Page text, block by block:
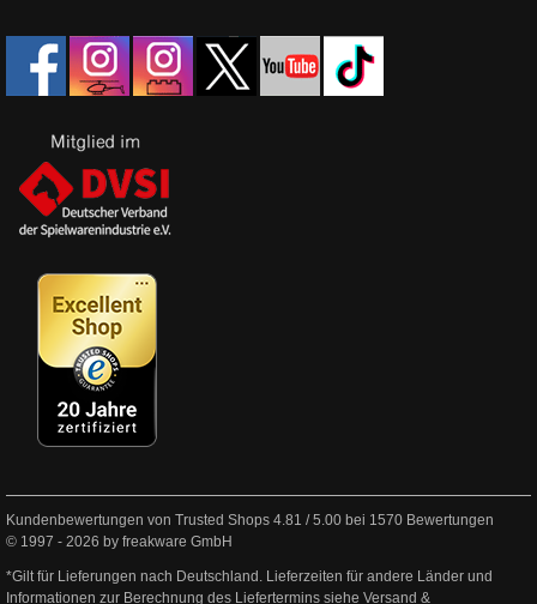
Kundenbewertungen von Trusted Shops 4.81 /5.00 bei 1570 Bewertungen
© 1997 - 2026 by freakware GmbH
*Gilt für Lieferungen nach Deutschland. Lieferzeiten für andere Länder und
Informationen zur Berechnung des Liefertermins siehe Versand &